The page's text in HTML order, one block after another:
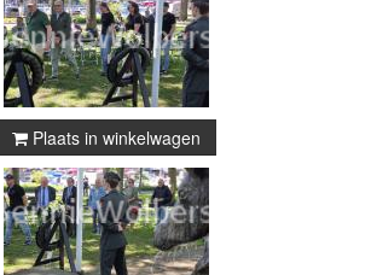
Plaats in winkelwagen